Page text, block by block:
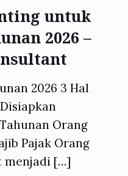
untuk
2026 –
2026 3 Hal
Orang
Pajak Orang
menjadi […]